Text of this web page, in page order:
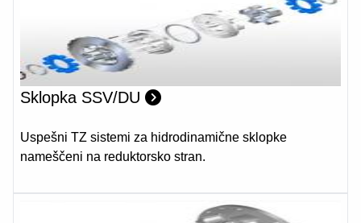
Sklopka SSV/DU
Uspešni TZ sistemi za hidrodinamične sklopke
nameščeni na reduktorsko stran.